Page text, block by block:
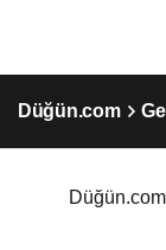
Düğün.com